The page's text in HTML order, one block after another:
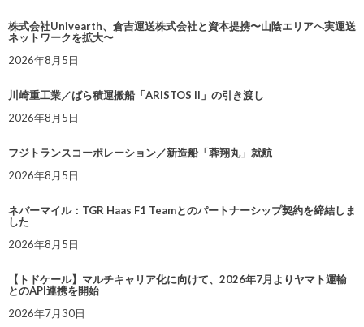
株式会社Univearth、倉吉運送株式会社と資本提携〜山陰エリアへ実運送
ネットワークを拡大〜
2026年8月5日
川崎重工業／ばら積運搬船「ARISTOS II」の引き渡し
2026年8月5日
フジトランスコーポレーション／新造船「蓉翔丸」就航
2026年8月5日
ネバーマイル：TGR Haas F1 Teamとのパートナーシップ契約を締結しま
した
2026年8月5日
【トドケール】マルチキャリア化に向けて、2026年7月よりヤマト運輸
とのAPI連携を開始
2026年7月30日